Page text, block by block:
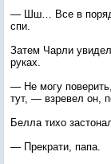
— Шш… Все в
спи.
Затем Чарли
руках.
— Не могу поверить,
тут, — взревел он,
Белла тихо
— Прекрати, папа.